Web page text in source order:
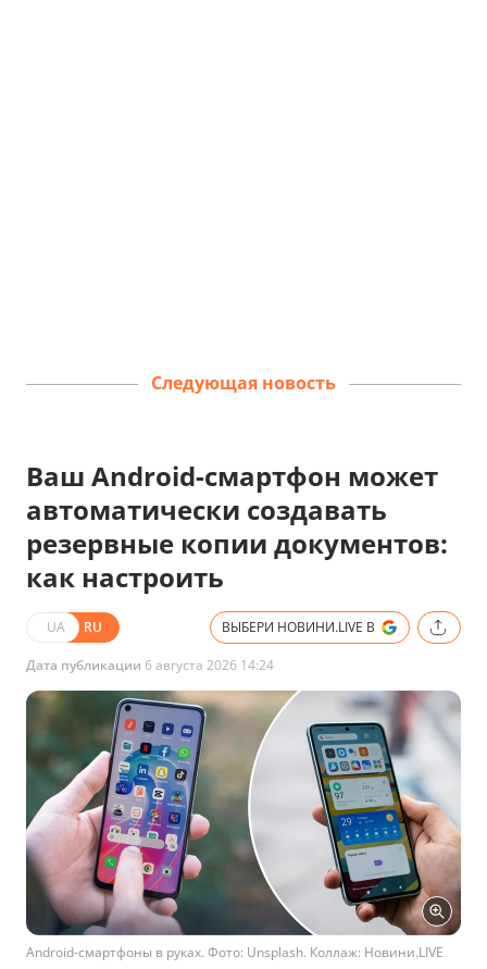
Следующая новость
Ваш Android-смартфон может
автоматически создавать
резервные копии документов:
как настроить
UA RU ВЫБЕРИ НОВИНИ.LIVE В
Дата публикации 6 августа 2026 14:24
Android-смартфоны в руках. Фото: Unsplash. Коллаж: Новини.LIVE